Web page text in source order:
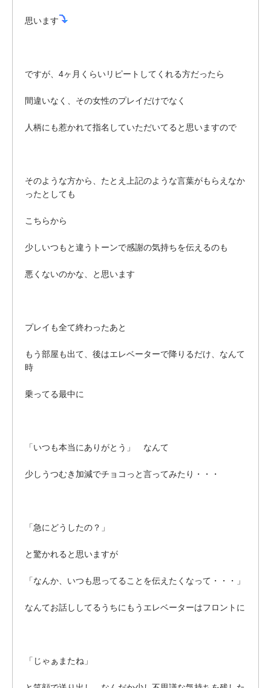
思います
ですが、4ヶ月くらいリピートしてくれる方だったら
間違いなく、その女性のプレイだけでなく
人柄にも惹かれて指名していただいてると思いますので
そのような方から、たとえ上記のような言葉がもらえなか
ったとしても
こちらから
少しいつもと違うトーンで感謝の気持ちを伝えるのも
悪くないのかな、と思います
プレイも全て終わったあと
もう部屋も出て、後はエレベーターで降りるだけ、なんて
時
乗ってる最中に
「いつも本当にありがとう」 なんて
少しうつむき加減でチョコっと言ってみたり・・・
「急にどうしたの？」
と驚かれると思いますが
「なんか、いつも思ってることを伝えたくなって・・・」
なんてお話ししてるうちにもうエレベーターはフロントに
「じゃぁまたね」